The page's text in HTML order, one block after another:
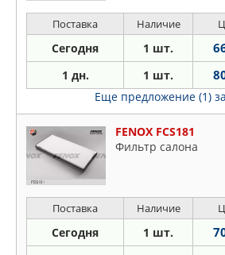
Поставка Наличие
Сегодня 1 шт.
1 дн. 1 шт.
Еще предложение (1)
FENOX FCS181
Фильтр салона
Поставка Наличие
Сегодня 1 шт.